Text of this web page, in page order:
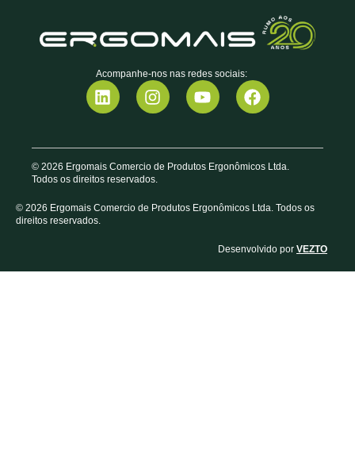
Acompanhe-nos nas redes sociais:
© 2026 Ergomais Comercio de Produtos Ergonômicos Ltda.
Todos os direitos reservados.
© 2026 Ergomais Comercio de Produtos Ergonômicos Ltda. Todos os
direitos reservados.
Desenvolvido por VEZTO